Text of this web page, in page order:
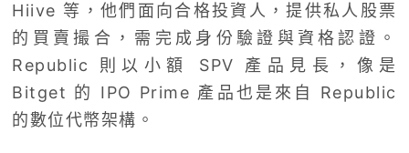
Hiive 等，他們面向合格投資人，提供私人股票
的買賣撮合，需完成身份驗證與資格認證。
Republic 則以小額 SPV 產品見長，像是
Bitget 的 IPO Prime 產品也是來自 Republic
的數位代幣架構。